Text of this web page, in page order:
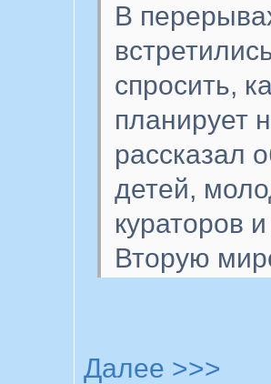
В
спросить,
планирует
рассказал
детей,
кураторов
Вторую
Далее >>>